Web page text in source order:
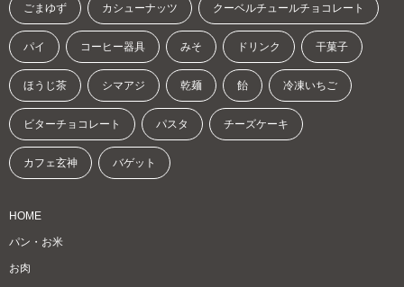
ごまゆず カシューナッツ クーベルチュールチョコレート
パイ コーヒー器具 みそ ドリンク 干菓子
ほうじ茶 シマアジ 乾麺 飴 冷凍いちご
ビターチョコレート パスタ チーズケーキ
カフェ玄神 バゲット
HOME
パン・お米
お肉